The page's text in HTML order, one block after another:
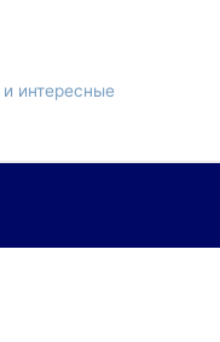
интересные